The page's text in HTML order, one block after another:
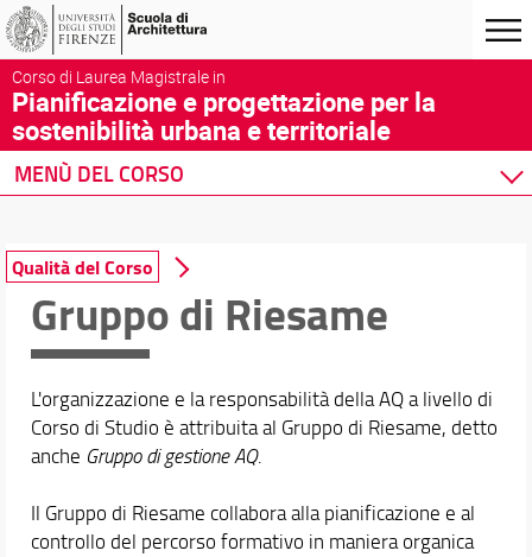
Corso di Laurea Magistrale in
Pianificazione e progettazione per la
sostenibilità urbana e territoriale
MENÙ DEL CORSO
Corso di studio
Presentazione del corso
Sedi e strutture
Norme e regolamenti
Per iscriversi
Per Laurearsi
Proseguire dopo la laurea
Qualità del Corso
Formazione sicurezza
Qualità del Corso
Gruppo di Riesame
L'organizzazione e la responsabilità della AQ a livello di
Corso di Studio è attribuita al Gruppo di Riesame, detto
anche Gruppo di gestione AQ.
Il Gruppo di Riesame collabora alla pianificazione e al
controllo del percorso formativo in maniera organica